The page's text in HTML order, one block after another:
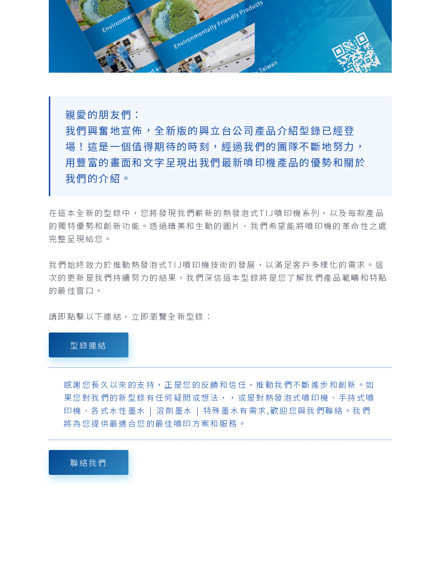
親愛的朋友們：
我們興奮地宣佈，全新版的興立台公司產品介紹型錄已經登
場！這是一個值得期待的時刻，經過我們的團隊不斷地努力，
用豐富的畫面和文字呈現出我們最新噴印機產品的優勢和關於
我們的介紹。
在這本全新的型錄中，您將發現我們嶄新的熱發泡式TIJ噴印機系列，以及每款產品
的獨特優勢和創新功能。透過精美和生動的圖片，我們希望能將噴印機的革命性之處
完整呈現給您。
我們始終致力於推動熱發泡式TIJ噴印機技術的發展，以滿足客戶多樣化的需求。這
次的更新是我們持續努力的結果，我們深信這本型錄將是您了解我們產品範疇和特點
的最佳窗口。
請即點擊以下連結，立即瀏覽全新型錄：
型錄連結
感謝您長久以來的支持，正是您的反饋和信任，推動我們不斷進步和創新。如
果您對我們的新型錄有任何疑問或想法，，或是對熱發泡式噴印機、手持式噴
印機、各式水性墨水 | 溶劑墨水 | 特殊墨水有需求,歡迎您與我們聯絡。我們
將為您提供最適合您的最佳噴印方案和服務。
聯絡我們